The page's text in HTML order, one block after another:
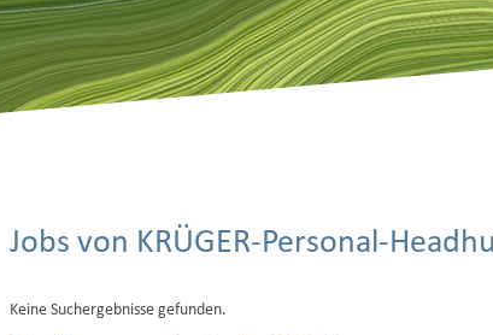
Jobs von KRÜGER-Personal-
Keine Suchergebnisse gefunden.